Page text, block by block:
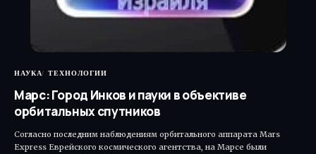
НАУКА ТЕХНОЛОГИИ
Марс: Город Инков и пауки в объективе
орбитальных спутников
Согласно последним наблюдениям орбитального аппарата Mars
Express Еврейского космического агентства, на Марсе были